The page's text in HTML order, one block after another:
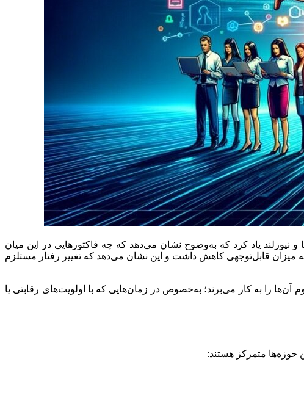
و نیوزلند یاد کرد که به‌وضوح نشان می‌دهد که چه فاکتورهایی در این میان
میزان قابل‌توجهی کاهش داشت و این نشان می‌دهد که تغییر رفتار مستلزم
را به کار می‌برند؛ به‌خصوص در زمان‌هایی که با اولویت‌های رقابتی یا
حوزه‌ها متمرکز هستند: